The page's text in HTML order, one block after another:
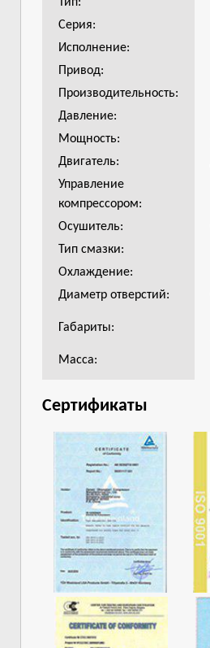
Серия:
Исполнение:
Привод:
Производительность:
Давление:
Мощность:
Двигатель:
Управление
компрессором:
Осушитель:
Тип смазки:
Охлаждение:
Диаметр отверстий:
Габариты:
Масса:
Сертификаты